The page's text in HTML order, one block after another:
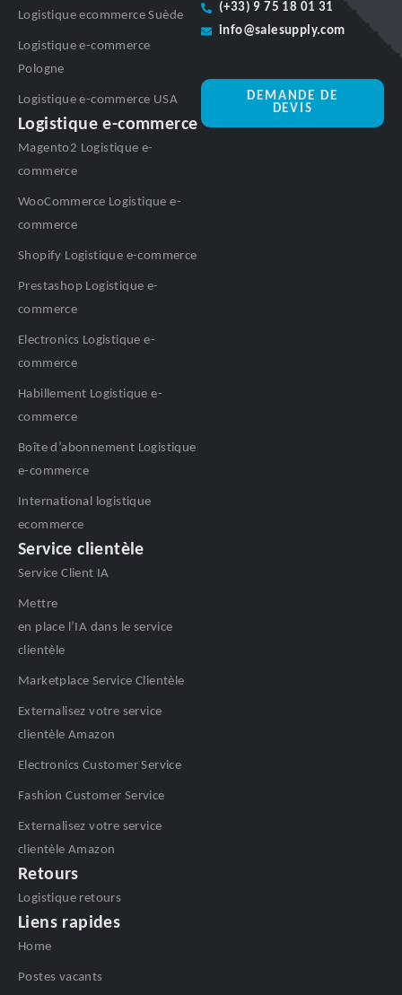
Logistique ecommerce Suède
Logistique e-commerce
Pologne
Logistique e-commerce USA
Logistique e-commerce
Magento2 Logistique e-
commerce
WooCommerce Logistique e-
commerce
Shopify Logistique e-commerce
Prestashop Logistique e-
commerce
Electronics Logistique e-
commerce
Habillement Logistique e-
commerce
Boîte d’abonnement Logistique
e-commerce
International logistique
ecommerce
Service clientèle
Service Client IA
Mettre
en place l’IA dans le service
clientèle
Marketplace Service Clientèle
Externalisez votre service
clientèle Amazon
Electronics Customer Service
Fashion Customer Service
Externalisez votre service
clientèle Amazon
Retours
Logistique retours
Liens rapides
Home
Postes vacants
(+33) 9 75 18 01 31
info@salesupply.com
DEMANDE DE
DEVIS